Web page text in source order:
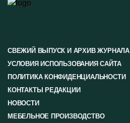
СВЕЖИЙ ВЫПУСК И АРХИВ ЖУРНАЛА
УСЛОВИЯ ИСПОЛЬЗОВАНИЯ САЙТА
ПОЛИТИКА КОНФИДЕНЦИАЛЬНОСТИ
КОНТАКТЫ РЕДАКЦИИ
НОВОСТИ
МЕБЕЛЬНОЕ ПРОИЗВОДСТВО